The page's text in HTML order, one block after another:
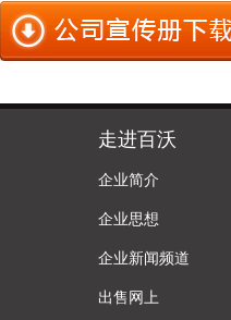
走进百沃
企业简介
企业思想
企业新闻频道
出售网上